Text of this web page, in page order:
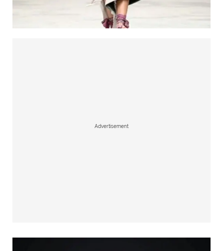
Advertisement